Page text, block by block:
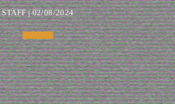
STAFF | 02/08/2024